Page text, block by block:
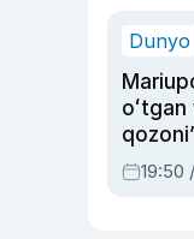
Dunyo
oʻtgan
19:50